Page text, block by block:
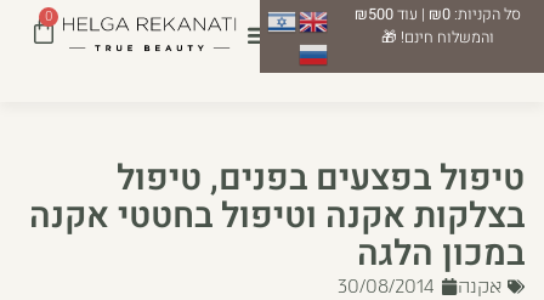
סל הקניות:₪0 | עוד₪500
והמשלוח חינם! 🎁
0
טיפול בפצעים בפנים, טיפול
בצלקות אקנה וטיפול בחטטי אקנה
במכון הלגה
אקנה 30/08/2014